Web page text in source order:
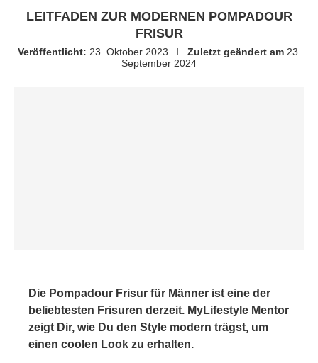
LEITFADEN ZUR MODERNEN POMPADOUR
FRISUR
Veröffentlicht: 23. Oktober 2023 Zuletzt geändert am 23.
September 2024
Die Pompadour Frisur für Männer ist eine der
beliebtesten Frisuren derzeit. MyLifestyle Mentor
zeigt Dir, wie Du den Style modern trägst, um
einen coolen Look zu erhalten.